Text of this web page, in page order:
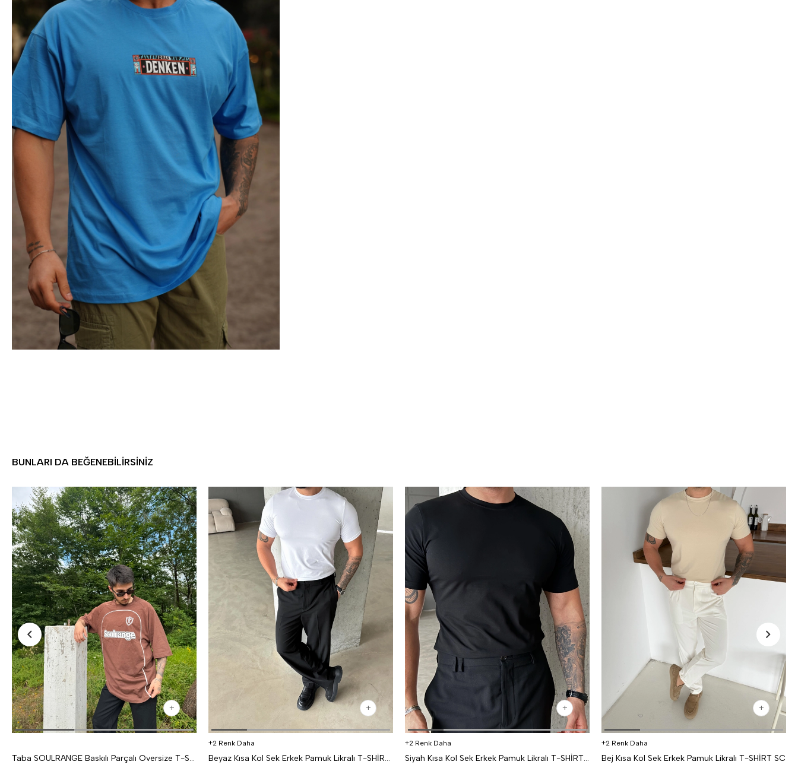
BUNLARI DA BEĞENEBILIRSINIZ
Taba SOULRANGE Baskılı Parçalı Oversize T-SHIRT PNC 1009
2 Renk Daha
Beyaz Kısa Kol Sek Erkek Pamuk Likralı T-SHİRT SC
2 Renk Daha
Siyah Kısa Kol Sek Erkek Pamuk Likralı T-SHİRT SC
2 Renk Daha
Bej Kısa Kol Sek Erkek Pamuk Likralı T-SHİRT SC